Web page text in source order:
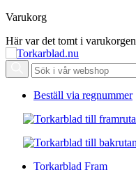
Varukorg
Här var det tomt i varukorgen
Beställ via regnummer
Torkarblad Fram